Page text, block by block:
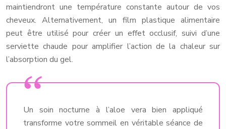
maintiendront une température constante autour de vos
cheveux. Alternativement, un film plastique alimentaire
peut être utilisé pour créer un effet occlusif, suivi d’une
serviette chaude pour amplifier l’action de la chaleur sur
l’absorption du gel.
Un soin nocturne à l’aloe vera bien appliqué
transforme votre sommeil en véritable séance de